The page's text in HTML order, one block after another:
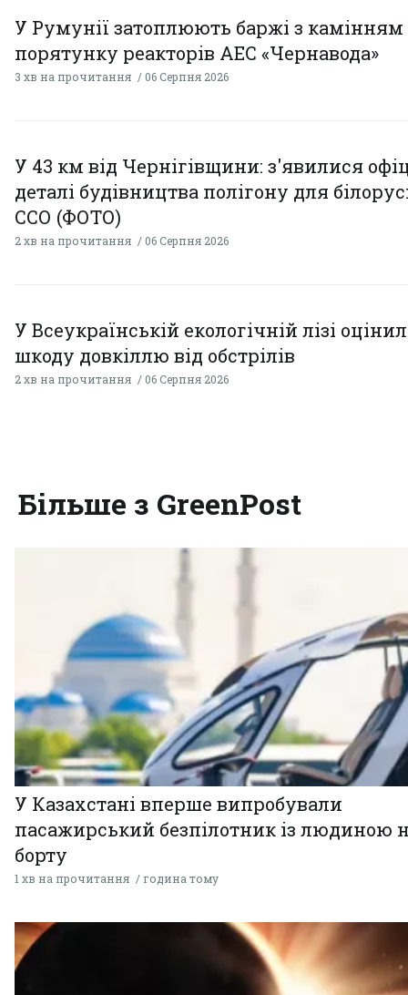
У Румунії затоплюють баржі з
порятунку реакторів АЕС «Чернавода»
3 хв на прочитання 06 Серпня 2026
У 43 км від Чернігівщини: з'явилися
деталі будівництва полігону для
ССО (ФОТО)
2 хв на прочитання 06 Серпня 2026
У Всеукраїнській екологічній лізі
шкоду довкіллю від обстрілів
2 хв на прочитання 06 Серпня 2026
Більше з GreenPost
У Казахстані вперше випробували
пасажирський безпілотник із людиною
борту
1 хв на прочитання година тому